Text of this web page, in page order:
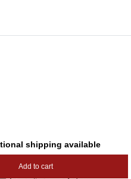
shipping available
Add to cart